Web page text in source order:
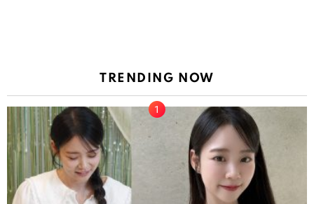
TRENDING NOW